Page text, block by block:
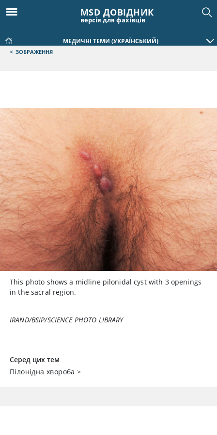
MSD ДОВІДНИК
версія для фахівців
МЕДИЧНІ ТЕМИ (УКРАЇНСЬКИЙ)
< ЗОБРАЖЕННЯ
This photo shows a midline pilonidal cyst with 3 openings
in the sacral region.
IRAND/BSIP/SCIENCE PHOTO LIBRARY
Серед цих тем
Пілонідна хвороба >